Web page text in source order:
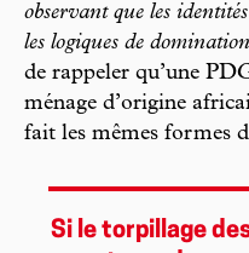
observant que les
les logiques de
de rappeler qu’une
ménage d’origine
fait les mêmes formes
Si le torpillage